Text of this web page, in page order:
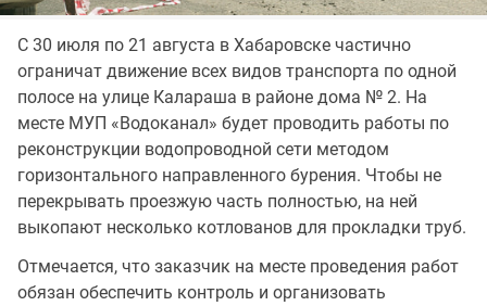
С 30 июля по 21 августа в Хабаровске частично
ограничат движение всех видов транспорта по одной
полосе на улице Калараша в районе дома № 2. На
месте МУП «Водоканал» будет проводить работы по
реконструкции водопроводной сети методом
горизонтального направленного бурения. Чтобы не
перекрывать проезжую часть полностью, на ней
выкопают несколько котлованов для прокладки труб.
Отмечается, что заказчик на месте проведения работ
обязан обеспечить контроль и организовать